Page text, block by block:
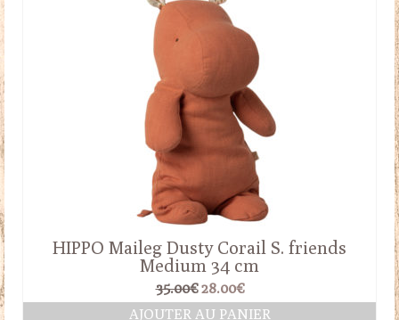
récent
plus
HIPPO Maileg Dusty Corail S. friends
Medium 34 cm
35.00€ Le
prix
28.00€Le
prix
AJOUTER AU PANIER